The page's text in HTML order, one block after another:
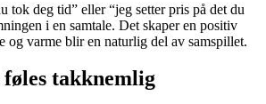
tok deg tid” eller “jeg setter pris på det du
i en samtale. Det skaper en positiv
og varme blir en naturlig del av samspillet.
takknemlig